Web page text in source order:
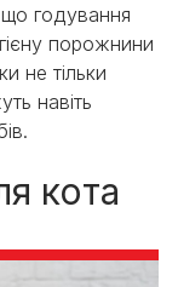
годування
порожнини
не тільки
навіть
кота